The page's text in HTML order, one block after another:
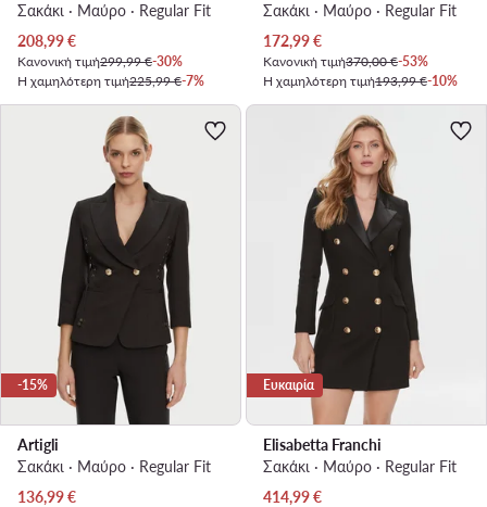
Σακάκι · Μαύρο · Regular Fit
Τρέχουσα τιμή
208,99€
Κανονική τιμή299,99 €-30%
Η χαμηλότερη τιμή225,99 €-7%
Σακάκι · Μαύρο · Regular Fit
Τρέχουσα τιμή
172,99€
Κανονική τιμή370,00 €-53%
Η χαμηλότερη τιμή193,99 €-10%
-15%
Artigli
Σακάκι · Μαύρο · Regular Fit
Τρέχουσα τιμή
136,99€
Ευκαιρία
Elisabetta Franchi
Σακάκι · Μαύρο · Regular Fit
Τρέχουσα τιμή
414,99€